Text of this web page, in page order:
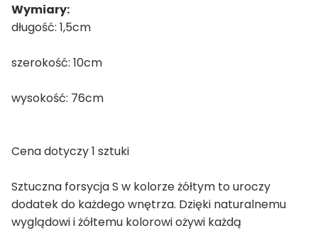
Wymiary:
długość: 1,5cm
szerokość: 10cm
wysokość: 76cm
Cena dotyczy 1 sztuki
Sztuczna forsycja S w kolorze żółtym to uroczy
dodatek do każdego wnętrza. Dzięki naturalnemu
wyglądowi i żółtemu kolorowi ożywi każdą